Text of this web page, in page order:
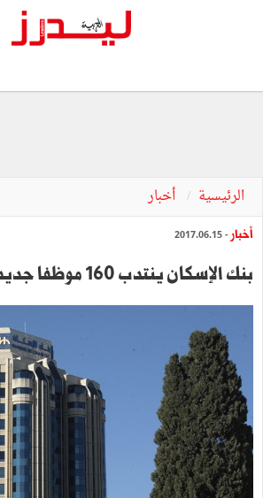
الرئيسية أخبار
أخبار - 2017.06.15
بنك الإسكان ينتدب 160 موظفا جديدا